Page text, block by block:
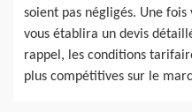
soient pas négligés. Une fois
vous établira un devis
rappel, les conditions
plus compétitives sur le